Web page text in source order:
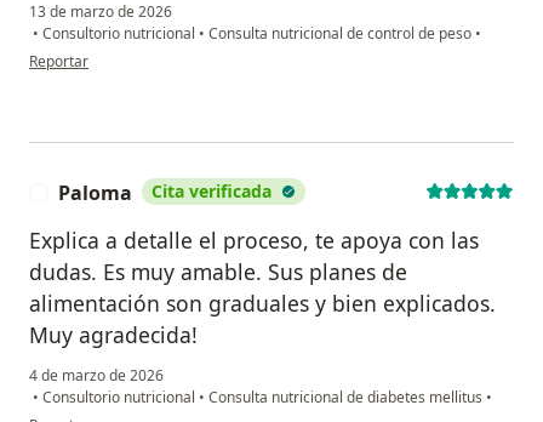
13 de marzo de 2026
• Consultorio nutricional • Consulta nutricional de control de peso •
en opinión del usuario A.P
Reportar
Paloma Cita verificada
Explica a detalle el proceso, te apoya con las
dudas. Es muy amable. Sus planes de
alimentación son graduales y bien explicados.
Muy agradecida!
4 de marzo de 2026
• Consultorio nutricional • Consulta nutricional de diabetes mellitus •